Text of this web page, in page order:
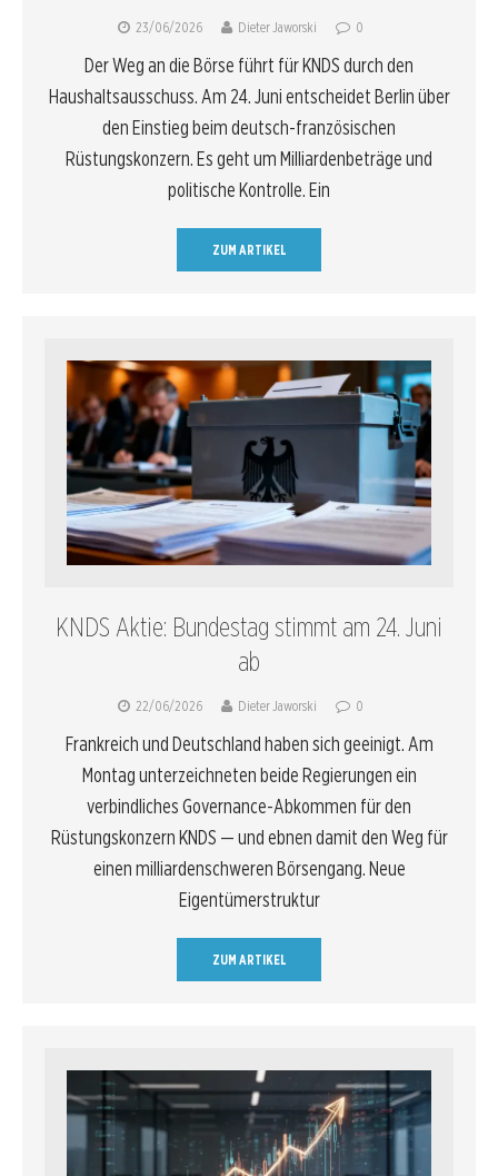
23/06/2026 Dieter Jaworski 0
Der Weg an die Börse führt für KNDS durch den
Haushaltsausschuss. Am 24. Juni entscheidet Berlin über
den Einstieg beim deutsch-französischen
Rüstungskonzern. Es geht um Milliardenbeträge und
politische Kontrolle. Ein
ZUM ARTIKEL
KNDS Aktie: Bundestag stimmt am 24. Juni
ab
22/06/2026 Dieter Jaworski 0
Frankreich und Deutschland haben sich geeinigt. Am
Montag unterzeichneten beide Regierungen ein
verbindliches Governance-Abkommen für den
Rüstungskonzern KNDS — und ebnen damit den Weg für
einen milliardenschweren Börsengang. Neue
Eigentümerstruktur
ZUM ARTIKEL